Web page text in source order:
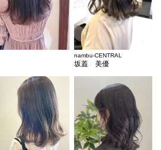
nambu-CENTRAL
坂蓋 美優